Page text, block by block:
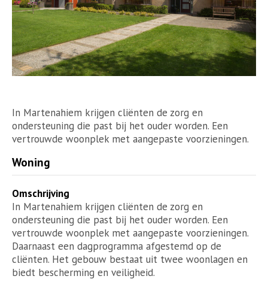
In Martenahiem krijgen cliënten de zorg en
ondersteuning die past bij het ouder worden. Een
vertrouwde woonplek met aangepaste voorzieningen.
Woning
Omschrijving
In Martenahiem krijgen cliënten de zorg en
ondersteuning die past bij het ouder worden. Een
vertrouwde woonplek met aangepaste voorzieningen.
Daarnaast een dagprogramma afgestemd op de
cliënten. Het gebouw bestaat uit twee woonlagen en
biedt bescherming en veiligheid.